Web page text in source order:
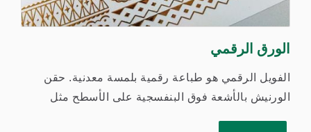
الورق الرقمي
الفويل الرقمي هو طباعة رقمية بلمسة معدنية. حقن
الورنيش بالأشعة فوق البنفسجية على الأسطح مثل